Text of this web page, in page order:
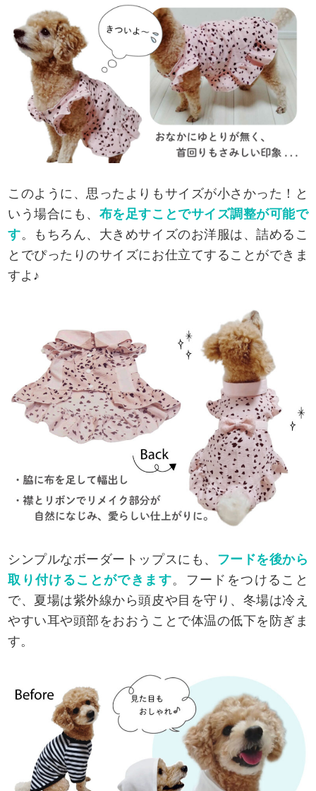
このように、思ったよりもサイズが小さかった！と
いう場合にも、 布を足すことでサイズ調整が可能で
す。もちろん、大きめサイズのお洋服は、詰めるこ
とでぴったりのサイズにお仕立てすることができま
すよ♪
シンプルなボーダートップスにも、
フードを後から
取り付けることができます。フードをつけること
で、夏場は紫外線から頭皮や目を守り、冬場は冷え
やすい耳や頭部をおおうことで体温の低下を防ぎま
す。